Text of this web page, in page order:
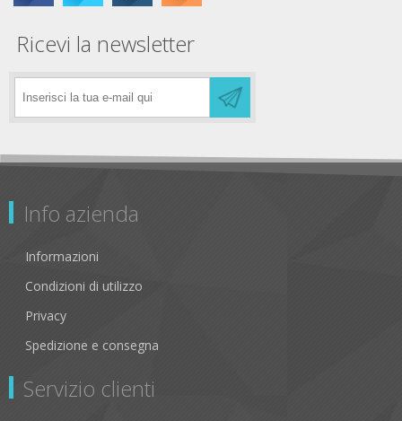
Ricevi la newsletter
Info azienda
Informazioni
Condizioni di utilizzo
Privacy
Spedizione e consegna
Servizio clienti